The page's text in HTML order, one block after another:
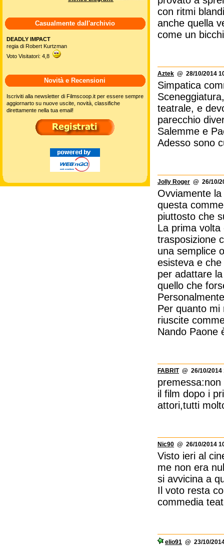
con ritmi
anche quella
come un
Aztek @ 28/10/2014
Simpatica
teatrale, e
parecchio
Salemme e
Adesso sono
Jolly Roger @ 26/10/
Ovviamente
questa
piuttosto che
La prima volta
trasposizione
una semplice
esisteva e
per adattare
quello che
Per quanto mi
riuscite
Nando Paone
FABRIT@ 26/10/2014
il film dopo i
attori,tutti
Nic90 @ 26/10/2014
Visto ieri al
me non era
si avvicina a
Il voto resta
commedia
elio91 @ 23/10/
Casualmente dall'archivio
DEADLY IMPACT
regia di Robert Kurtzman
Voto Visitatori: 4,8
Novità e Recensioni
Iscriviti alla newsletter di Filmscoop.it per essere sempre
aggiornarto su nuove uscite, novità, classifiche
direttamente nella tua email!